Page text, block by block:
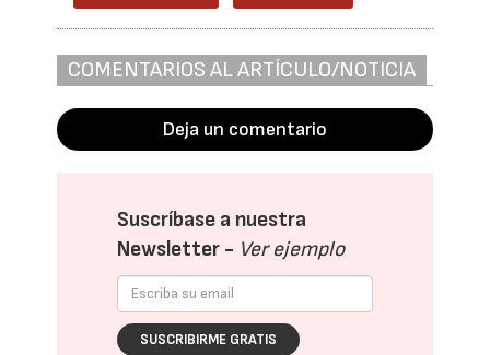
COMENTARIOS AL ARTÍCULO/NOTICIA
Deja un comentario
Suscríbase a nuestra
Newsletter - Ver ejemplo
SUSCRIBIRME GRATIS